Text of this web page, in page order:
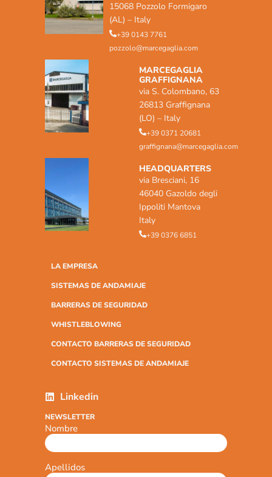
15068 Pozzolo Formigaro
(AL) – Italy
+39 0143 7761
pozzolo@marcegaglia.com
MARCEGAGLIA
GRAFFIGNANA
via S. Colombano, 63
26813 Graffignana
(LO) – Italy
+39 0371 20681
graffignana@marcegaglia.com
HEADQUARTERS
via Bresciani, 16
46040 Gazoldo degli
Ippoliti Mantova
Italy
+39 0376 6851
LA EMPRESA
SISTEMAS DE ANDAMIAJE
BARRERAS DE SEGURIDAD
WHISTLEBLOWING
CONTACTO BARRERAS DE SEGURIDAD
CONTACTO SISTEMAS DE ANDAMIAJE
Linkedin
NEWSLETTER
Nombre
Apellidos